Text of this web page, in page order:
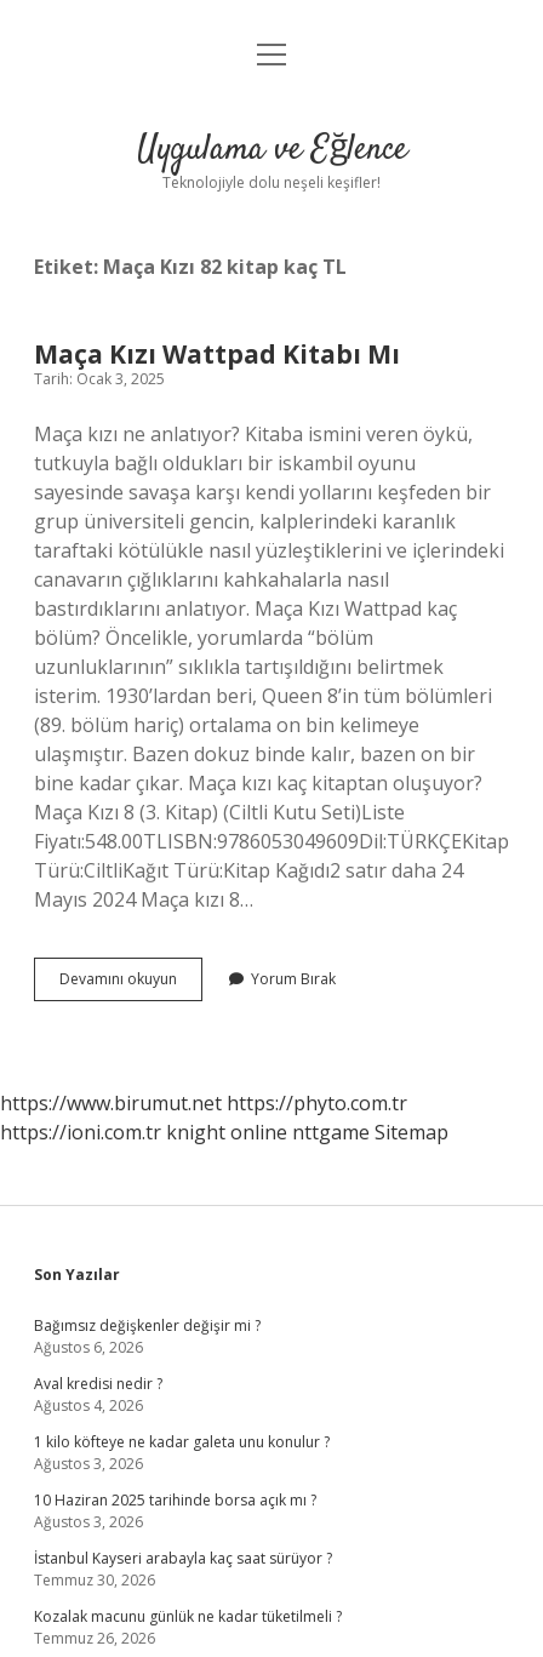
Anasayfa
Yasal Uyarı
menüyü
Uygulama ve Eğlence
Teknolojiyle dolu neşeli keşifler!
Etiket: Maça Kızı 82 kitap kaç TL
Maça Kızı Wattpad Kitabı Mı
Tarih: Ocak 3, 2025
Maça kızı ne anlatıyor? Kitaba ismini veren öykü,
tutkuyla bağlı oldukları bir iskambil oyunu
sayesinde savaşa karşı kendi yollarını keşfeden bir
grup üniversiteli gencin, kalplerindeki karanlık
taraftaki kötülükle nasıl yüzleştiklerini ve içlerindeki
canavarın çığlıklarını kahkahalarla nasıl
bastırdıklarını anlatıyor. Maça Kızı Wattpad kaç
bölüm? Öncelikle, yorumlarda “bölüm
uzunluklarının” sıklıkla tartışıldığını belirtmek
isterim. 1930’lardan beri, Queen 8’in tüm bölümleri
(89. bölüm hariç) ortalama on bin kelimeye
ulaşmıştır. Bazen dokuz binde kalır, bazen on bir
bine kadar çıkar. Maça kızı kaç kitaptan oluşuyor?
Maça Kızı 8 (3. Kitap) (Ciltli Kutu Seti)Liste
Fiyatı:548.00TLISBN:9786053049609Dil:TÜRKÇEKitap
Türü:CiltliKağıt Türü:Kitap Kağıdı2 satır daha 24
Mayıs 2024 Maça kızı 8…
Devamını okuyun
Kızı
Yorum Bırak
https://www.birumut.net https://phyto.com.tr
https://ioni.com.tr knight online nttgame Sitemap
Sidebar
Son Yazılar
Bağımsız değişkenler değişir mi ?
Ağustos 6, 2026
Aval kredisi nedir ?
Ağustos 4, 2026
1 kilo köfteye ne kadar galeta unu konulur ?
Ağustos 3, 2026
10 Haziran 2025 tarihinde borsa açık mı ?
Ağustos 3, 2026
İstanbul Kayseri arabayla kaç saat sürüyor ?
Temmuz 30, 2026
Kozalak macunu günlük ne kadar tüketilmeli ?
Temmuz 26, 2026